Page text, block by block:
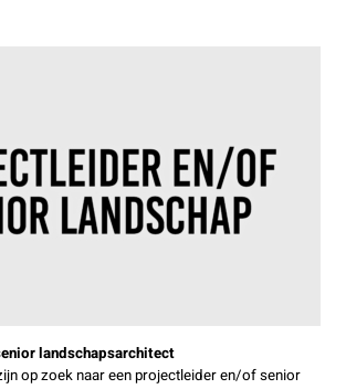
landschapsarchitect
op zoek naar een projectleider en/of senior